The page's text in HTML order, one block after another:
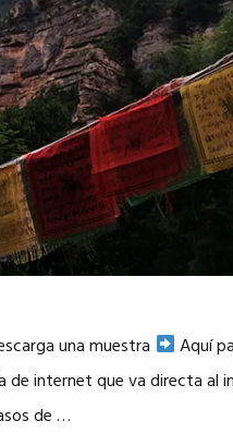
una muestra
Aquí
internet que va directa al
de …